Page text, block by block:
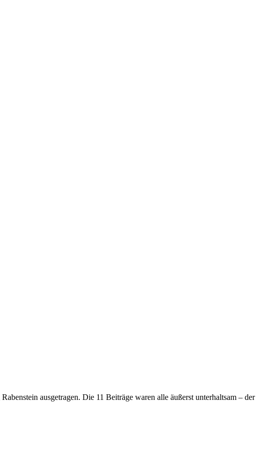
ausgetragen. Die 11 Beiträge waren alle äußerst unterhaltsam – der